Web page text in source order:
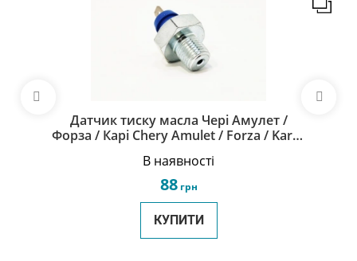
Датчик тиску масла Чері Амулет /
Форза / Карі Chery Amulet / Forza / Karry
В наявності
88грн
КУПИТИ